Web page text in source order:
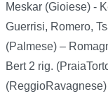
Meskar (Gioiese) -
Guerrisi, Romero,
(Palmese) –
Bert 2 rig.